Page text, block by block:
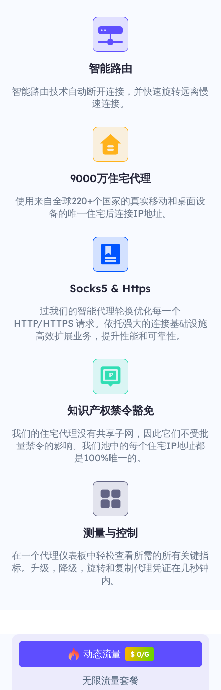
智能路由
智能路由技术自动断开连接，并快速旋转远离慢
速连接。
9000万住宅代理
使用来自全球220+个国家的真实移动和桌面设
备的唯一住宅后连接IP地址。
Socks5 & Https
过我们的智能代理轮换优化每一个
HTTP/HTTPS 请求。依托强大的连接基础设施
高效扩展业务，提升性能和可靠性。
知识产权禁令豁免
我们的住宅代理没有共享子网，因此它们不受批
量禁令的影响。我们池中的每个住宅IP地址都
是100%唯一的。
测量与控制
在一个代理仪表板中轻松查看所需的所有关键指
标。升级，降级，旋转和复制代理凭证在几秒钟
内。
动态流量 $ 0/G
无限流量套餐